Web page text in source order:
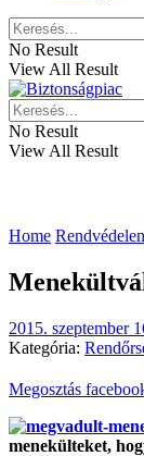
No Result
View All Result
No Result
View All Result
Home
2015. szeptember
Kategória:
Megosztás
menekülteket,